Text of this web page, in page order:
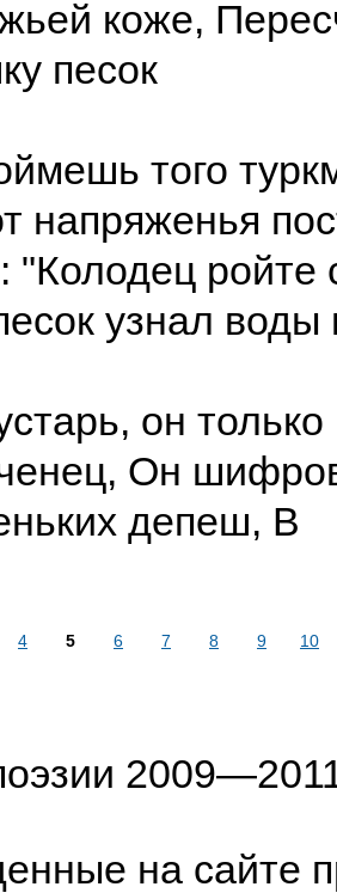
коже,
песок
того
напряженья
"Колодец
узнал воды
он только
Он
депеш, В
4 5 6 7 8 9 10
на сайте